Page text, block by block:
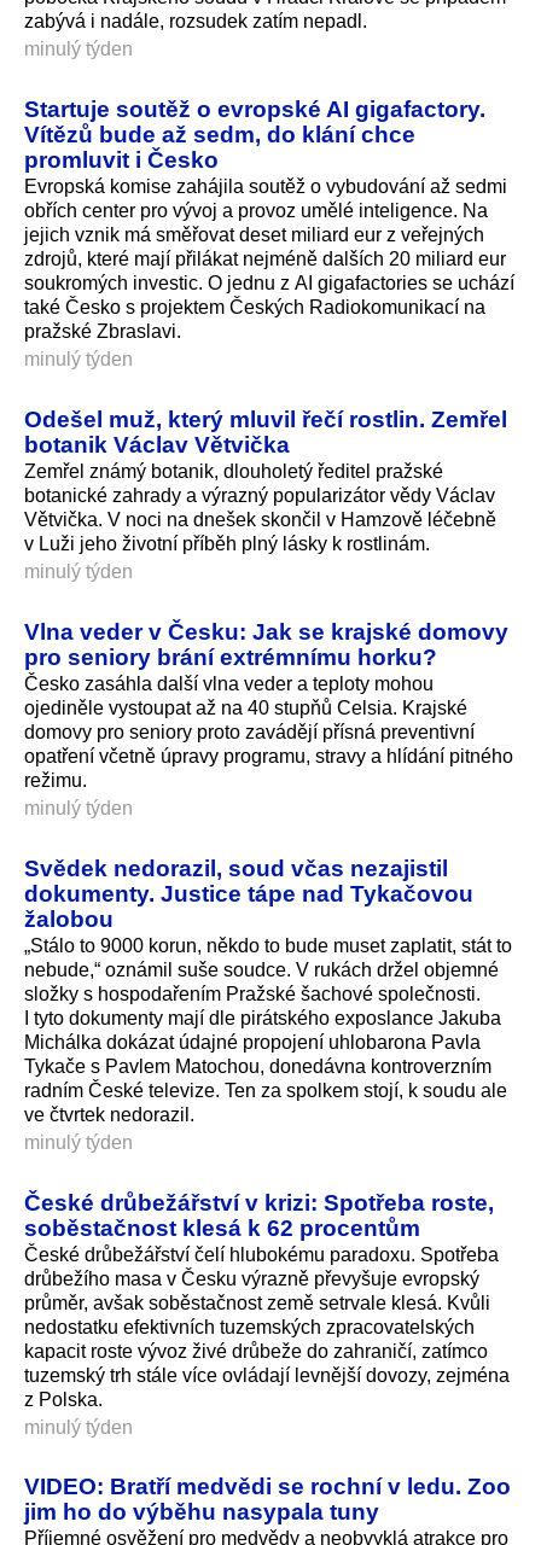
zabývá i nadále, rozsudek zatím nepadl.
minulý týden
Startuje soutěž o evropské AI gigafactory.
Vítězů bude až sedm, do klání chce
promluvit i Česko
Evropská komise zahájila soutěž o vybudování až sedmi
obřích center pro vývoj a provoz umělé inteligence. Na
jejich vznik má směřovat deset miliard eur z veřejných
zdrojů, které mají přilákat nejméně dalších 20 miliard eur
soukromých investic. O jednu z AI gigafactories se uchází
také Česko s projektem Českých Radiokomunikací na
pražské Zbraslavi.
minulý týden
Odešel muž, který mluvil řečí rostlin. Zemřel
botanik Václav Větvička
Zemřel známý botanik, dlouholetý ředitel pražské
botanické zahrady a výrazný popularizátor vědy Václav
Větvička. V noci na dnešek skončil v Hamzově léčebně
v Luži jeho životní příběh plný lásky k rostlinám.
minulý týden
Vlna veder v Česku: Jak se krajské domovy
pro seniory brání extrémnímu horku?
Česko zasáhla další vlna veder a teploty mohou
ojediněle vystoupat až na 40 stupňů Celsia. Krajské
domovy pro seniory proto zavádějí přísná preventivní
opatření včetně úpravy programu, stravy a hlídání pitného
režimu.
minulý týden
Svědek nedorazil, soud včas nezajistil
dokumenty. Justice tápe nad Tykačovou
žalobou
„Stálo to 9000 korun, někdo to bude muset zaplatit, stát to
nebude,“ oznámil suše soudce. V rukách držel objemné
složky s hospodařením Pražské šachové společnosti.
I tyto dokumenty mají dle pirátského exposlance Jakuba
Michálka dokázat údajné propojení uhlobarona Pavla
Tykače s Pavlem Matochou, donedávna kontroverzním
radním České televize. Ten za spolkem stojí, k soudu ale
ve čtvrtek nedorazil.
minulý týden
České drůbežářství v krizi: Spotřeba roste,
soběstačnost klesá k 62 procentům
České drůbežářství čelí hlubokému paradoxu. Spotřeba
drůbežího masa v Česku výrazně převyšuje evropský
průměr, avšak soběstačnost země setrvale klesá. Kvůli
nedostatku efektivních tuzemských zpracovatelských
kapacit roste vývoz živé drůbeže do zahraničí, zatímco
tuzemský trh stále více ovládají levnější dovozy, zejména
z Polska.
minulý týden
VIDEO: Bratří medvědi se rochní v ledu. Zoo
jim ho do výběhu nasypala tuny
Příjemné osvěžení pro medvědy a neobvyklá atrakce pro